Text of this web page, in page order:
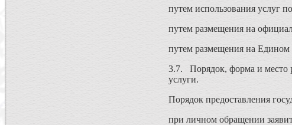
путем использования услуг
путем размещения на
путем размещения на Едином
3.7. Порядок, форма и место
услуги.
Порядок предоставления
при личном обращении